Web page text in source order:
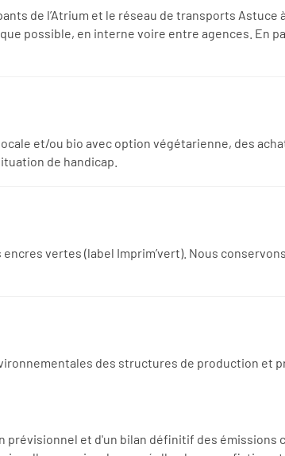
de l’Atrium et le réseau de transports Astuce
possible, en interne voire entre agences. En
et/ou bio avec option végétarienne, des
de handicap.
vertes (label Imprim’vert). Nous
des structures de production et
prévisionnel et d'un bilan définitif des émissions